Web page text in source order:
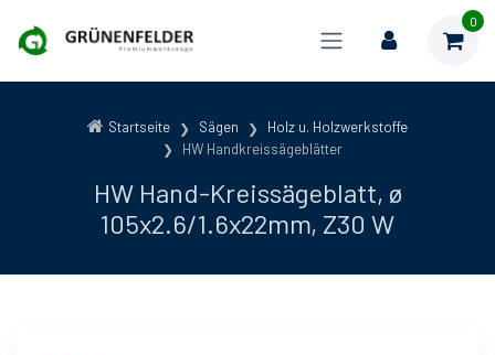
0
Startseite Sägen
Holz u. Holzwerkstoffe
HW Handkreissägeblätter
HW Hand-Kreissägeblatt, ø
105x2.6/1.6x22mm, Z30 W